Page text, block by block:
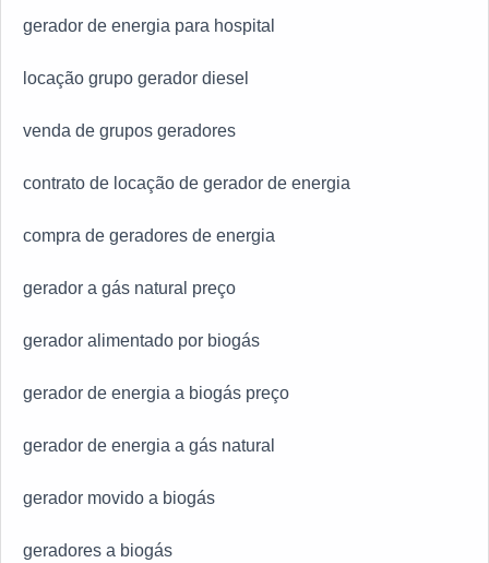
gerador de energia para hospital
locação grupo gerador diesel
venda de grupos geradores
contrato de locação de gerador de energia
compra de geradores de energia
gerador a gás natural preço
gerador alimentado por biogás
gerador de energia a biogás preço
gerador de energia a gás natural
gerador movido a biogás
geradores a biogás